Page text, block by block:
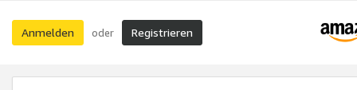
Anmelden oder Registrieren